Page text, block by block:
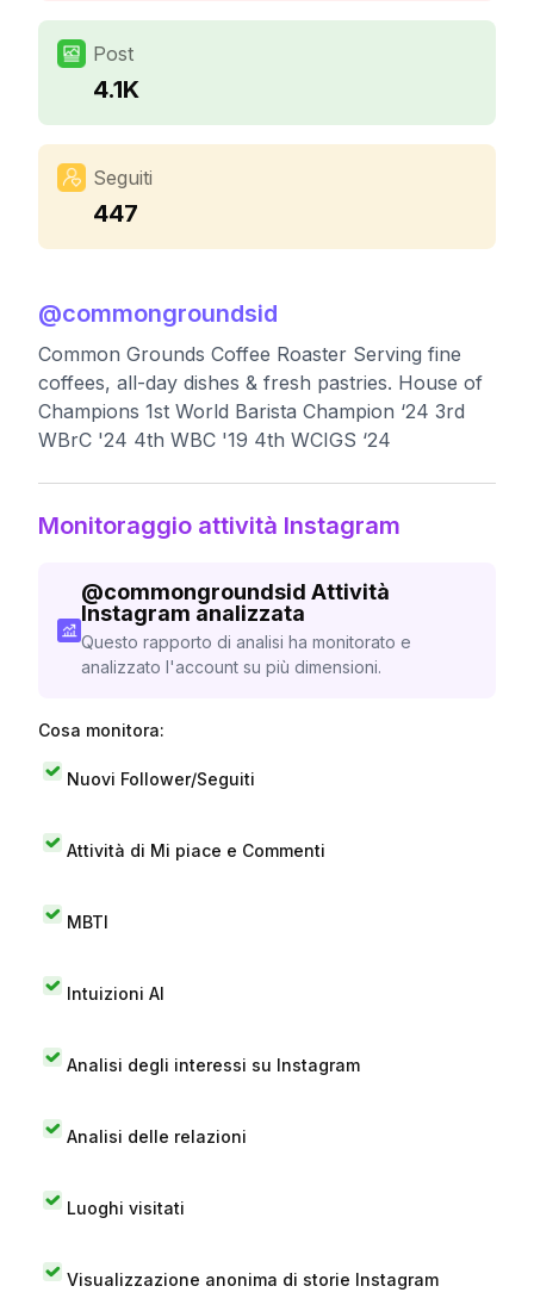
Post
4.1K
Seguiti
447
@commongroundsid
Common Grounds Coffee Roaster Serving fine
coffees, all-day dishes & fresh pastries. House of
Champions 1st World Barista Champion ‘24 3rd
WBrC '24 4th WBC '19 4th WCIGS ‘24
Monitoraggio attività Instagram
@commongroundsid Attività
Instagram analizzata
Questo rapporto di analisi ha monitorato e
analizzato l'account su più dimensioni.
Cosa monitora:
Nuovi Follower/Seguiti
Attività di Mi piace e Commenti
MBTI
Intuizioni AI
Analisi degli interessi su Instagram
Analisi delle relazioni
Luoghi visitati
Visualizzazione anonima di storie Instagram